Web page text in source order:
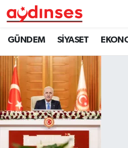
GÜNDEM SİYASET
GÜNDEM
SİYASET
EKONOMİ
DÜNYA
SPOR
Nöbetçi Eczaneler
Hava Durumu
Aydin Namaz Vakitleri
Trafik Durumu
Süper Lig Puan Durumu